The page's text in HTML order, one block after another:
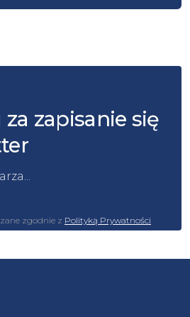
za zapisanie się
zgodnie z Polityką Prywatności